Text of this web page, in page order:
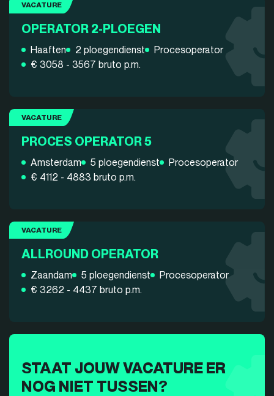
VACATURE
OPERATOR 2-PLOEGEN
Haaften 2 ploegendienst
Procesoperator
€ 3058 - 3567 bruto p.m.
VACATURE
PROCES OPERATOR 5
Amsterdam 5 ploegendienst
Procesoperator
€ 4112 - 4883 bruto p.m.
VACATURE
ALLROUND OPERATOR
Zaandam 5 ploegendienst
Procesoperator
€ 3262 - 4437 bruto p.m.
STAAT JOUW VACATURE ER
NOG NIET TUSSEN?